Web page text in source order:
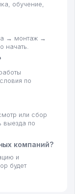
обучение,
→ монтаж →
начать.
по
или сбор
выезда по
компаний?
и
будет